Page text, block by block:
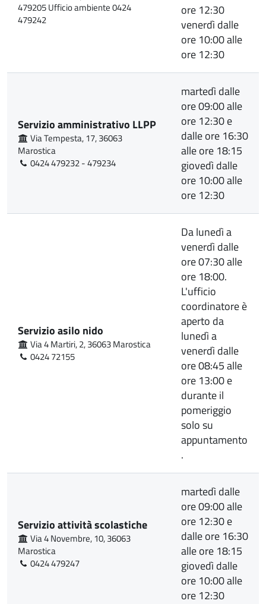
479205 Ufficio ambiente 0424
479242
ore 12:30
venerdì dalle
ore 10:00 alle
ore 12:30
Servizio amministrativo LLPP
Via Tempesta, 17, 36063
Marostica
0424 479232 - 479234
martedì dalle
ore 09:00 alle
ore 12:30 e
dalle ore 16:30
alle ore 18:15
giovedì dalle
ore 10:00 alle
ore 12:30
Servizio asilo nido
Via 4 Martiri, 2, 36063 Marostica
0424 72155
Da lunedì a
venerdì dalle
ore 07:30 alle
ore 18:00.
L'ufficio
coordinatore è
aperto da
lunedì a
venerdì dalle
ore 08:45 alle
ore 13:00 e
durante il
pomeriggio
solo su
appuntamento
.
Servizio attività scolastiche
Via 4 Novembre, 10, 36063
Marostica
0424 479247
martedì dalle
ore 09:00 alle
ore 12:30 e
dalle ore 16:30
alle ore 18:15
giovedì dalle
ore 10:00 alle
ore 12:30